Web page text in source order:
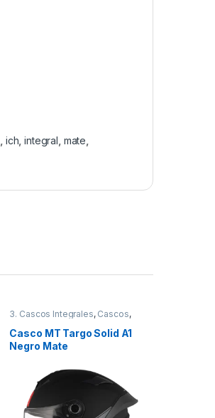
ich ,integral mate
3. Cascos Integrales, Cascos,
Casco MT Targo Solid A1
Negro Mate